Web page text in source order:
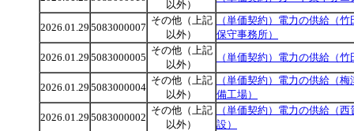
以外）
2026.01.29 5083000007
その他（上記
以外）
（単価契約）電力の供給（
保守事務所）
2026.01.29 5083000005
その他（上記
以外）
（単価契約）電力の供給（
2026.01.29 5083000004
その他（上記
以外）
（単価契約）電力の供給（
備工場）
2026.01.29 5083000002
その他（上記
以外）
（単価契約）電力の供給（
設）